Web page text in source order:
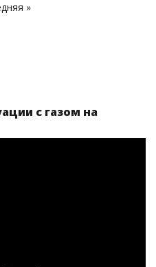
»
с газом на